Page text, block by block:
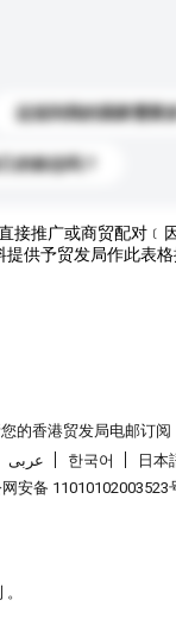
运送到我的国家需要
的标志吗？
接推广或商贸配对
供予贸发局作此表格
的香港贸发局电邮订阅
عربى 한국어
日本
安备 11010102003523